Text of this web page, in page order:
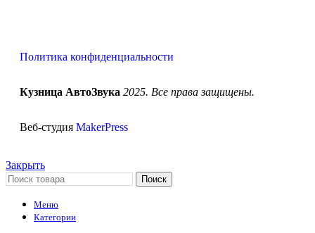
Политика конфиденциальности
Кузница АвтоЗвука 2025. Все права защищены.
Веб-студия MakerPress
Закрыть
Поиск
Меню
Категории